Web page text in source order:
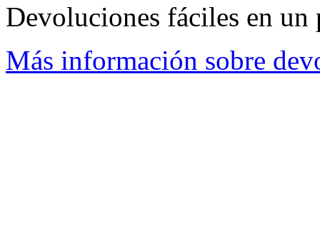
Devoluciones fáciles en un
Más información sobre